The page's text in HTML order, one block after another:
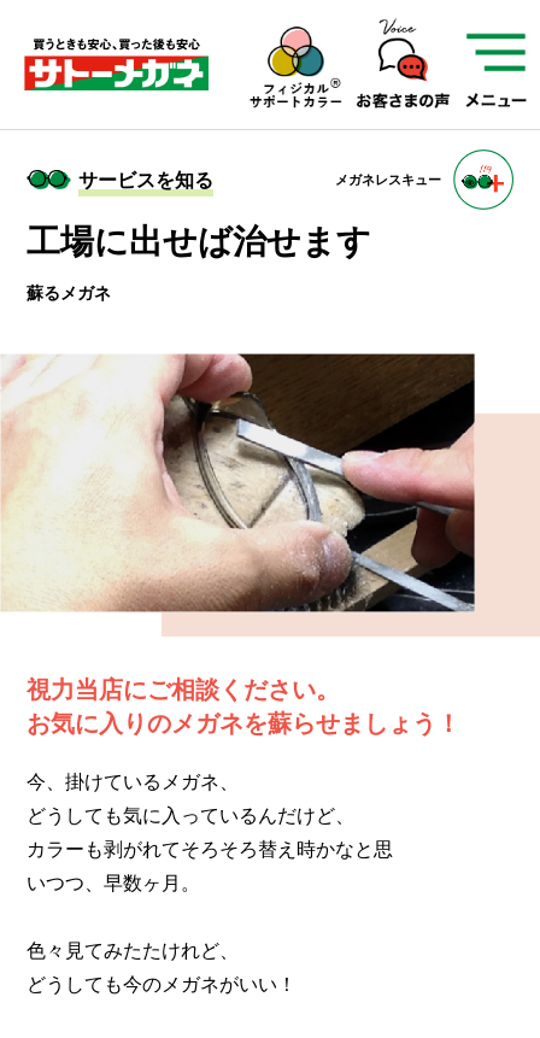
サトーメガネを知る
サトーメガネについて
01 サトーメガネの遠近
検査・フィッティング
お店を知る
サービスを知る
フレームについて 補聴器
レスキュー ご購入の流れ
お知らせ 会社概要
お問い合わせ
サービスを知る メガネレスキュー
工場に出せば治せます
蘇るメガネ
視力当店にご相談ください。
お気に入りのメガネを蘇らせましょう！
今、掛けているメガネ、
どうしても気に入っているんだけど、
カラーも剥がれてそろそろ替え時かなと思
いつつ、早数ヶ月。
色々見てみたたけれど、
どうしても今のメガネがいい！